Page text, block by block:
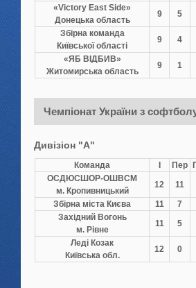
«Victory East Side»
Донецька область
9 5
Збірна команда
Київської області
9 4
«ЯБ ВІДБИВ»
Житомирська область
9 1
Чемпіонат України з
Дивізіон "А"
Команда Пер
ОСДЮCШОР-ОШВСМ
м. Кропивницький
12 11
Збірна міста Києва
11 7
Західний Вогонь
м. Рівне
11 5
Леді Козак
Київська обл.
12 0